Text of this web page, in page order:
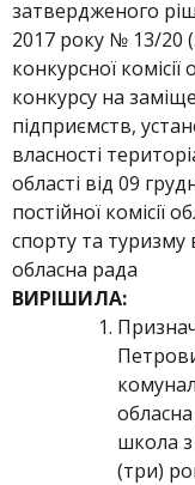
затвердженого
2017 року № 13/20
конкурсної
конкурсу на
підприємств,
власності
області від 09
постійної комісії
спорту та туризму
обласна рада
ВИРІШИЛА:
школа
(три)